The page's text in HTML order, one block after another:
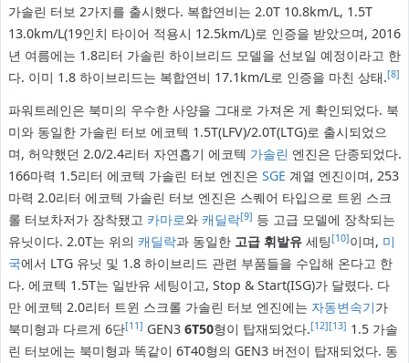
가솔린 터보 2가지를 출시했다. 복합연비는 2.0T 10.8km/L, 1.5T
13.0km/L(19인치 타이어 적용시 12.5km/L)로 인증을 받았으며, 2016
년 여름에는 1.8리터 가솔린 하이브리드 모델을 선보일 예정이라고 한
다. 이미 1.8 하이브리드는 복합연비 17.1km/L로 인증을 마친 상태.[8]
파워트레인은 북미의 우수한 사양을 그대로 가져온 게 확인되었다. 북
미와 동일한 가솔린 터보 에코텍 1.5T(LFV)/2.0T(LTG)로 출시되었으
며, 허약했던 2.0/2.4리터 자연흡기 에코텍 가솔린 엔진은 단종되었다.
166마력 1.5리터 에코텍 가솔린 터보 엔진은 SGE 계열 엔진이며, 253
마력 2.0리터 에코텍 가솔린 터보 엔진은 스퀘어 타입으로 트윈 스크
롤 터보차저가 장착됐고 카마로와 캐딜락[9] 등 고급 모델에 장착되는
유닛이다. 2.0T는 위의 캐딜락과 동일한 고급 휘발유세팅[10]이며, 미
국에서 LTG 유닛 및 1.8 하이브리드 관련 부품들을 수입해 온다고 한
다. 에코텍 1.5T는 일반유 세팅이고, Stop & Start(ISG)가 달렸다. 다
만 에코텍 2.0리터 트윈 스크롤 가솔린 터보 엔진에는 자동변속기가
북미형과 다르게 6단[11] GEN3 6T50형이 탑재되었다.[12][13] 1.5 가솔
린 터보에는 북미형과 똑같이 6T40형의 GEN3 버전이 탑재되었다. 동